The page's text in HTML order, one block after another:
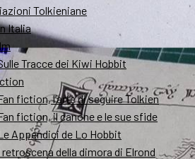
Tolkieniane
Italia
Tracce dei Kiwi Hobbit
fiction, l’arte di seguire Tolkien
fiction, il canone e le sue sfide
Appendici de Lo Hobbit
retroscena della dimora di Elrond